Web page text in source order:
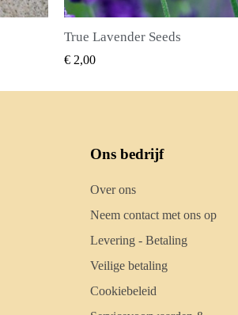
SNEL BEKIJKEN
Piment Zaden (Pimenta dioica)
€ 2,25
Ons bedrijf
Over ons
Neem contact met ons op
Levering - Betaling
Veilige betaling
Cookiebeleid